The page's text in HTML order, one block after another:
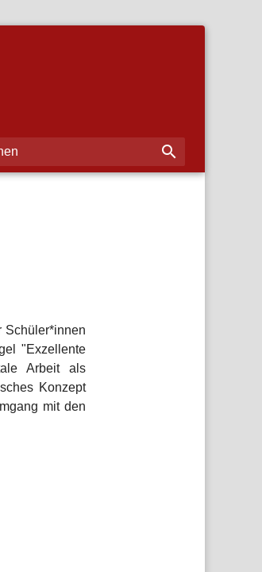

Schüler*innen
"Exzellente
Arbeit als
Konzept
mit den